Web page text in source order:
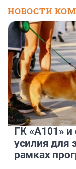
НОВОСТИ
ГК «А101»
усилия для
рамках